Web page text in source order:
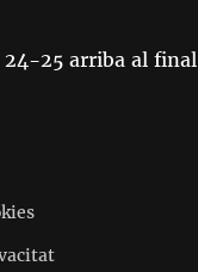
24-25 arriba al final